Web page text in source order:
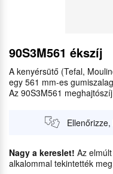
90S3M561 ékszíj
A kenyérsütő (Tefal,
egy 561 mm-es
Az 90S3M561
Nagy a kereslet! Az
alkalommal tekintették